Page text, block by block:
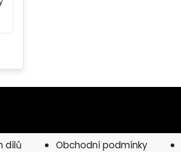
dílů Obchodní podmínky